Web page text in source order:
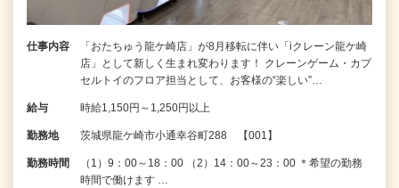
仕事内容
「おたちゅう龍ケ崎店」が8月移転に伴い「iクレーン龍ケ崎
店」として新しく生まれ変わります！ クレーンゲーム・カプ
セルトイのフロア担当として、お客様の“楽しい”…
給与 時給1,150円～1,250円以上
勤務地 茨城県龍ケ崎市小通幸谷町288 【001】
勤務時間
（1）9：00～18：00 （2）14：00～23：00 ＊希望の勤務
時間で働けます …